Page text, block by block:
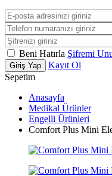
Beni Hatırla Şifremi
Giriş Yap
Kayıt Ol
Sepetim
Anasayfa
Medikal Ürünler
Engelli Ürünleri
Comfort Plus Mini